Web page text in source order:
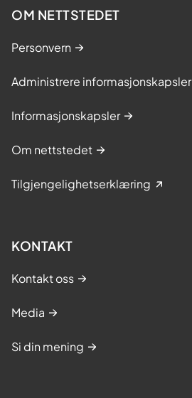
OM NETTSTEDET
Personvern
Administrere informasjonskapsler
Informasjonskapsler
Om nettstedet
Tilgjengelighetserklæring
KONTAKT
Kontakt oss
Media
Si din mening